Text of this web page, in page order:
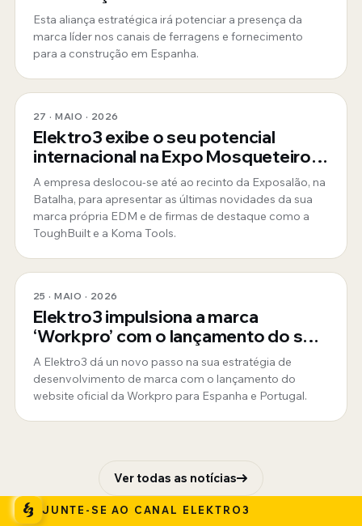
ToughBuilt
Esta aliança estratégica irá potenciar a presença da
marca líder nos canais de ferragens e fornecimento
para a construção em Espanha.
27 · MAIO · 2026
Elektro3 exibe o seu potencial
internacional na Expo Mosqueteiros
em Portugal
A empresa deslocou-se até ao recinto da Exposalão, na
Batalha, para apresentar as últimas novidades da sua
marca própria EDM e de firmas de destaque como a
ToughBuilt e a Koma Tools.
25 · MAIO · 2026
Elektro3 impulsiona a marca
‘Workpro’ com o lançamento do seu
novo website oficial para Espanha e
Portugal
A Elektro3 dá un novo passo na sua estratégia de
desenvolvimento de marca com o lançamento do
website oficial da Workpro para Espanha e Portugal.
Ver todas as notícias
JUNTE-SE AO CANAL ELEKTRO3